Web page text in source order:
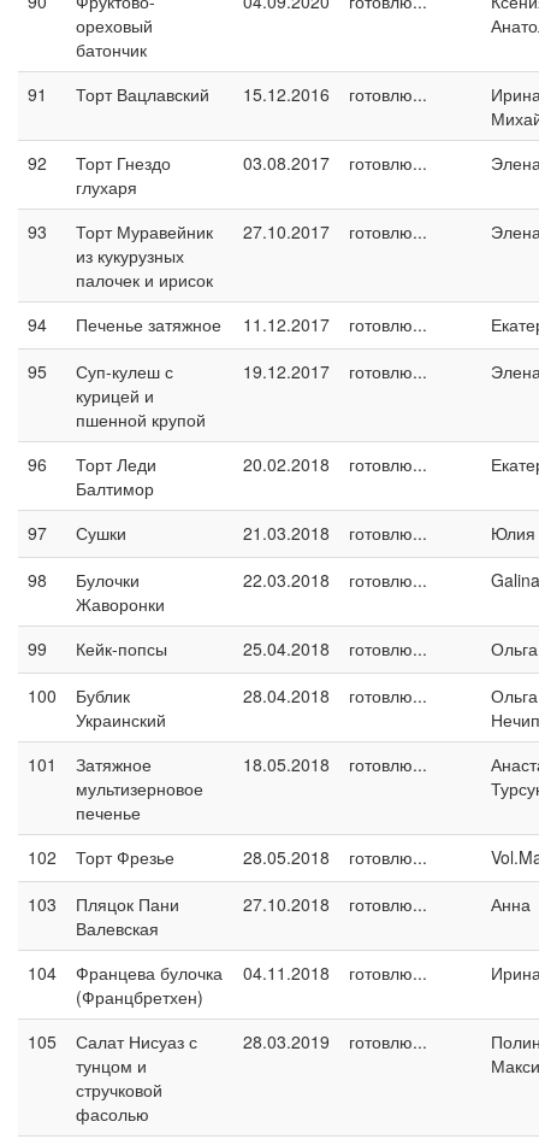
ореховый
батончик
91 Торт Вацлавский 15.12.2016 готовлю...
92
Торт Гнездо
глухаря
03.08.2017 готовлю...
93
Торт Муравейник
из кукурузных
палочек и ирисок
27.10.2017 готовлю...
94 Печенье затяжное 11.12.2017 готовлю...
95
Суп-кулеш с
курицей и
пшенной крупой
19.12.2017 готовлю...
96
Торт Леди
Балтимор
20.02.2018 готовлю...
97 Сушки 21.03.2018 готовлю...
Юлия
98
Булочки
Жаворонки
22.03.2018 готовлю...
99 Кейк-попсы 25.04.2018 готовлю...
100
Бублик
Украинский
28.04.2018 готовлю...
Ольга
101
Затяжное
мультизерновое
печенье
18.05.2018 готовлю...
102 Торт Фрезье 28.05.2018 готовлю...
103
Пляцок Пани
Валевская
27.10.2018 готовлю... Анна
104
Францева булочка
(Францбретхен)
04.11.2018 готовлю...
105
Салат Нисуаз с
тунцом и
стручковой
фасолью
28.03.2019 готовлю...